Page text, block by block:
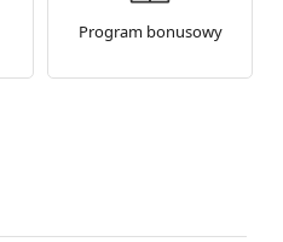
Program bonusowy